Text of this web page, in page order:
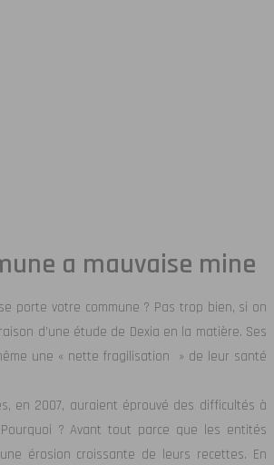
a mauvaise mine
se porte votre commune ? Pas trop bien, si on
d’une étude de Dexia en la matière. Ses
une « nette fragilisation » de leur santé
en 2007, auraient éprouvé des difficultés à
? Avant tout parce que les entités
érosion croissante de leurs recettes. En